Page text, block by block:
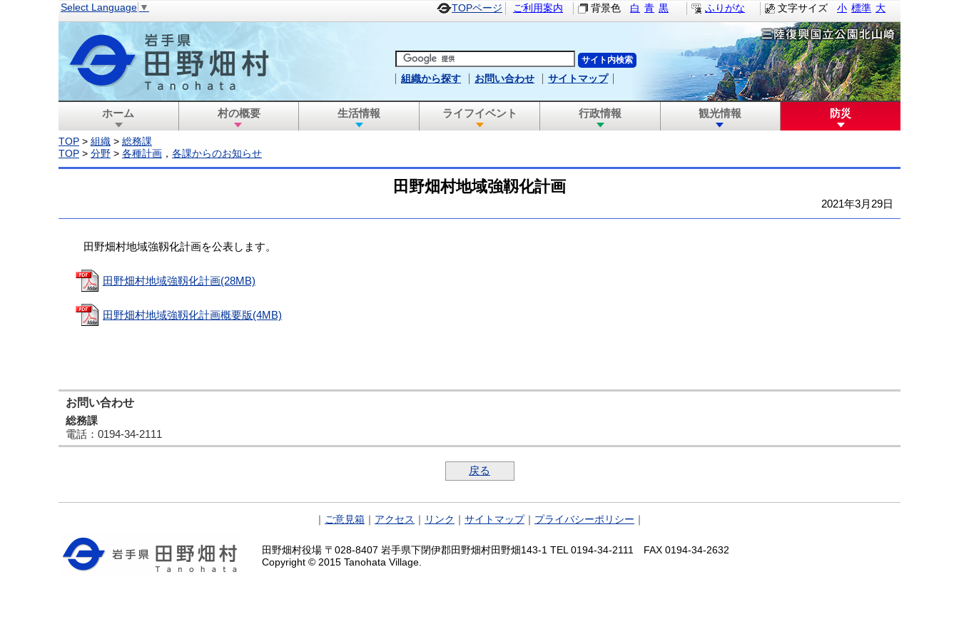
文字サイズ 小 標準 大
Select Language ▼ TOPページ ご利用案内 背景色 白 青 黒 ふりがな
組織から探す お問い合わせ サイトマップ
ホーム 村の概要 生活情報 ライフイベント 行政情報 観光情報 防災
TOP > 組織 > 総務課
TOP > 分野 > 各種計画 ， 各課からのお知らせ
田野畑村地域強靱化計画
2021年3月29日
田野畑村地域強靱化計画を公表します。
田野畑村地域強靱化計画(28MB)
田野畑村地域強靱化計画概要版(4MB)
お問い合わせ
総務課
電話 ：0194-34-2111
戻る
ご意見箱 アクセス リンク サイトマップ｜ プライバシーポリシー
田野畑村役場 〒028-8407 岩手県下閉伊郡田野畑村田野畑143-1 TEL 0194-34-2111 FAX 0194-34-2632
Copyright © 2015 Tanohata Village.